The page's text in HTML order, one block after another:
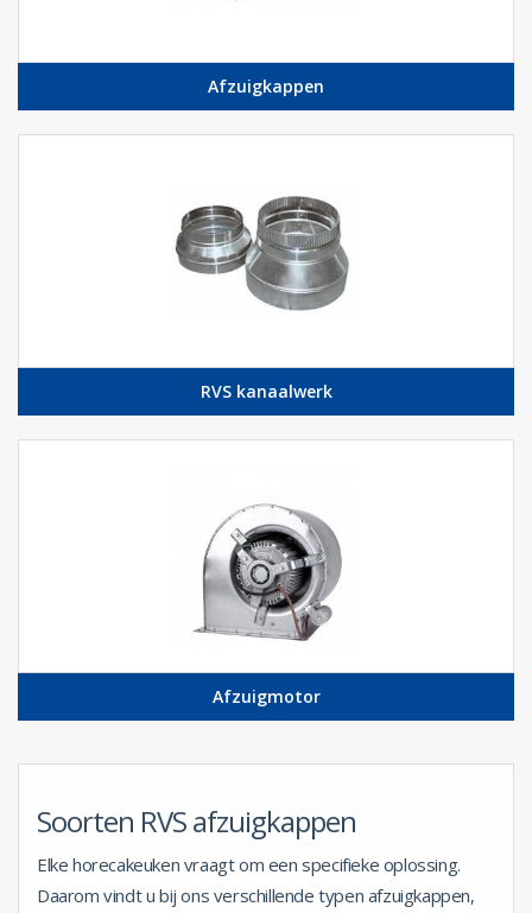
Afzuigkappen
RVS kanaalwerk
Afzuigmotor
Soorten RVS afzuigkappen
Elke horecakeuken vraagt om een specifieke oplossing.
Daarom vindt u bij ons verschillende typen afzuigkappen,